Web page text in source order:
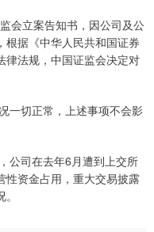
会立案告知书，因公司及公
根据《中华人民共和国证券
律法规，中国证监会决定对
一切正常，上述事项不会影
公司在去年6月遭到上交所
性资金占用，重大交易披露